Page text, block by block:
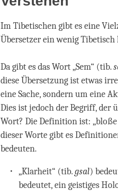
Im Tibetischen gibt es eine
Übersetzer ein wenig
Da gibt es das Wort „Sem“ (tib.
diese Übersetzung ist etwas
eine Sache, sondern um eine
Dies ist jedoch der Begriff, der
Wort? Die Definition ist:
dieser Worte gibt es
bedeuten.
„Klarheit“ (tib.gsal)
bedeutet, ein geistiges